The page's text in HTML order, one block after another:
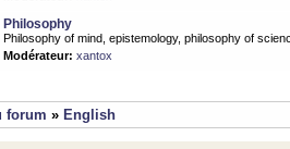
Philosophy
Philosophy of mind, epistemology, philosophy of
Modérateur: xantox
forum » English